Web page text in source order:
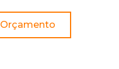
Orçamento